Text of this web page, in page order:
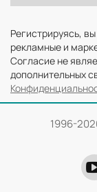
Регистрируясь,
рекламные и
Согласие не
дополнительных
1996-